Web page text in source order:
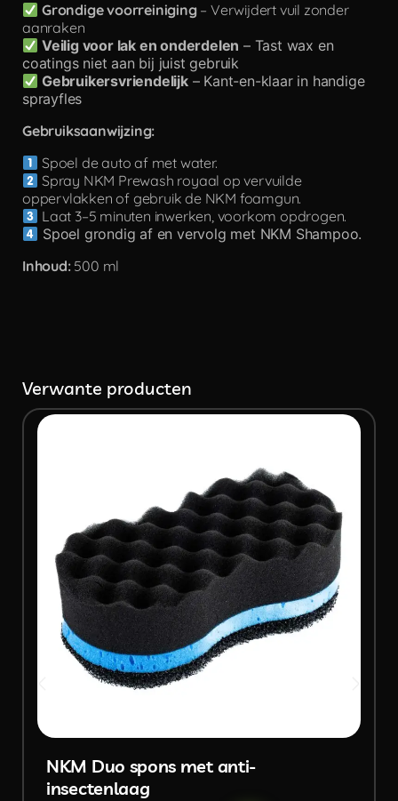
Grondige voorreiniging– Verwijdert vuil zonder
aanraken
Veilig voor lak en onderdelen – Tast wax en
coatings niet aan bij juist gebruik
Gebruikersvriendelijk– Kant-en-klaar in handige
sprayfles
Gebruiksaanwijzing:
Spoel de auto af met water.
Spray NKM Prewash royaal op vervuilde
oppervlakken of gebruik de NKM foamgun.
Laat 3–5 minuten inwerken, voorkom opdrogen.
Spoel grondig af en vervolg met NKM Shampoo.
Inhoud:500 ml
Verwante producten
NKM Duo spons met anti-
insectenlaag